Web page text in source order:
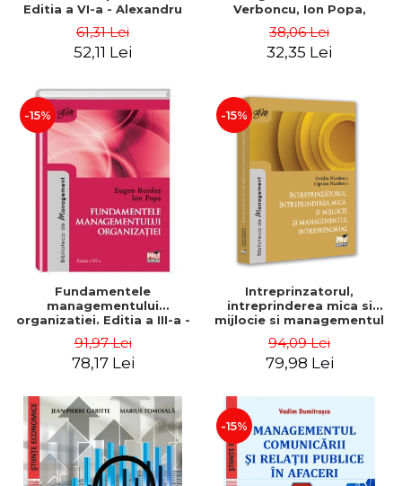
Editia a VI-a - Alexandru
61,31 Lei
52,11 Lei
Verboncu, Ion Popa,
38,06 Lei
32,35 Lei
-15%
Fundamentele
managementului
organizatiei. Editia a III-a -
91,97 Lei
78,17 Lei
-15%
Intreprinzatorul,
intreprinderea mica si
mijlocie si managementul
Nicolescu, Ciprian
Nicolescu
94,09 Lei
79,98 Lei
-15%